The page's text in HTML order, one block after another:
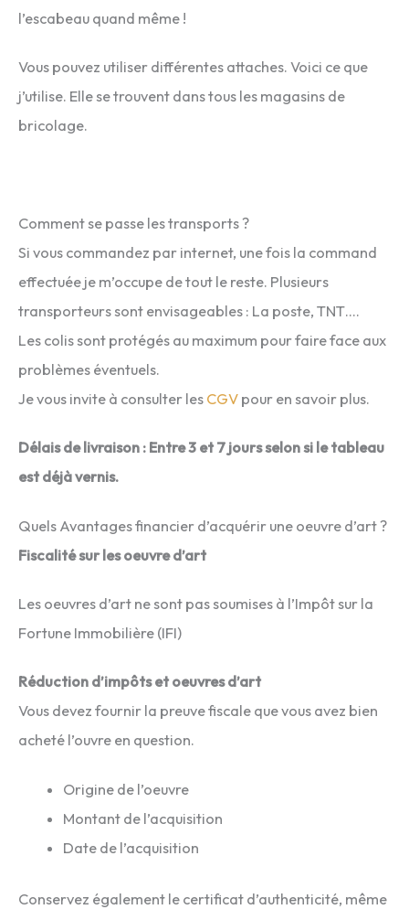
l’escabeau quand même !
Vous pouvez utiliser différentes attaches. Voici ce que
j’utilise. Elle se trouvent dans tous les magasins de
bricolage.
Comment se passe les transports ?
Si vous commandez par internet, une fois la command
effectuée je m’occupe de tout le reste. Plusieurs
transporteurs sont envisageables : La poste, TNT….
Les colis sont protégés au maximum pour faire face aux
problèmes éventuels.
Je vous invite à consulter les CGV pour en savoir plus.
Délais de livraison : Entre 3 et 7 jours selon si le tableau
est déjà vernis.
Quels Avantages financier d’acquérir une oeuvre d’art ?
Fiscalité sur les oeuvre d’art
Les oeuvres d’art ne sont pas soumises à l’Impôt sur la
Fortune Immobilière (IFI)
Réduction d’impôts et oeuvres d’art
Vous devez fournir la preuve fiscale que vous avez bien
acheté l’ouvre en question.
Origine de l’oeuvre
Montant de l’acquisition
Date de l’acquisition
Conservez également le certificat d’authenticité, même